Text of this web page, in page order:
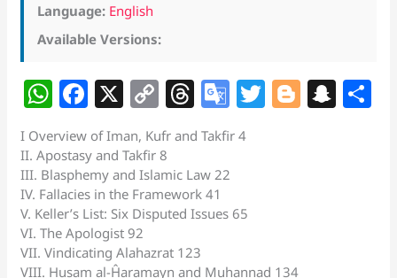
Language: English
Available Versions:
W
h
at
s
A
p
p
F
a
c
e
b
o
o
X C
o
p
y
Li
k
T
h
re
a
d
G
o
o
e
a
T Bl S
I Overview of Iman, Kufr and Takfir 4
II. Apostasy and Takfir 8
III. Blasphemy and Islamic Law 22
IV. Fallacies in the Framework 41
V. Keller’s List: Six Disputed Issues 65
VI. The Apologist 92
VII. Vindicating Alahazrat 123
VIII. Husam al-Ĥaramayn and Muhannad 134